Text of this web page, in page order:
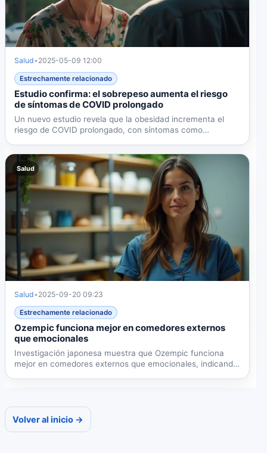
Salud• 2025-05-09 12:00
Estrechamente relacionado
Estudio confirma: el sobrepeso aumenta el riesgo
de síntomas de COVID prolongado
Un nuevo estudio revela que la obesidad incrementa el
riesgo de COVID prolongado, con síntomas como
Salud
Salud• 2025-09-20 09:23
Estrechamente relacionado
Ozempic funciona mejor en comedores externos
que emocionales
Investigación japonesa muestra que Ozempic funciona
mejor en comedores externos que emocionales, indicando
Volver al inicio →